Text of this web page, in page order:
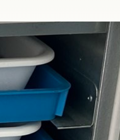
お引越し
修繕
処分・廃棄
追加彫刻
墓じまい